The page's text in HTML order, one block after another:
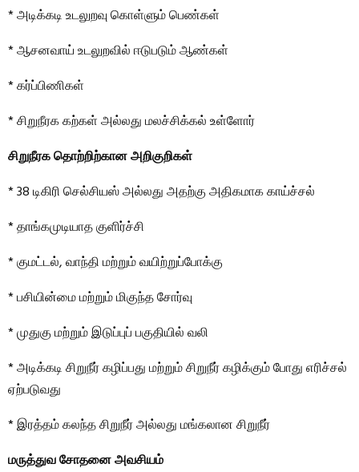
* அடிக்கடி உடலுறவு கொள்ளும் பெண்கள்
* ஆசனவாய் உடலுறவில் ஈடுபடும் ஆண்கள்
* கர்ப்பிணிகள்
* சிறுநீரக கற்கள் அல்லது மலச்சிக்கல் உள்ளோர்
சிறுநீரக தொற்றிற்கான அறிகுறிகள்
* 38 டிகிரி செல்சியஸ் அல்லது அதற்கு அதிகமாக காய்ச்சல்
* தாங்கமுடியாத குளிர்ச்சி
* குமட்டல், வாந்தி மற்றும் வயிற்றுப்போக்கு
* பசியின்மை மற்றும் மிகுந்த சோர்வு
* முதுகு மற்றும் இடுப்புப் பகுதியில் வலி
* அடிக்கடி சிறுநீர் கழிப்பது மற்றும் சிறுநீர் கழிக்கும் போது எரிச்சல்
ஏற்படுவது
* இரத்தம் கலந்த சிறுநீர் அல்லது மங்கலான சிறுநீர்
மருத்துவ சோதனை அவசியம்